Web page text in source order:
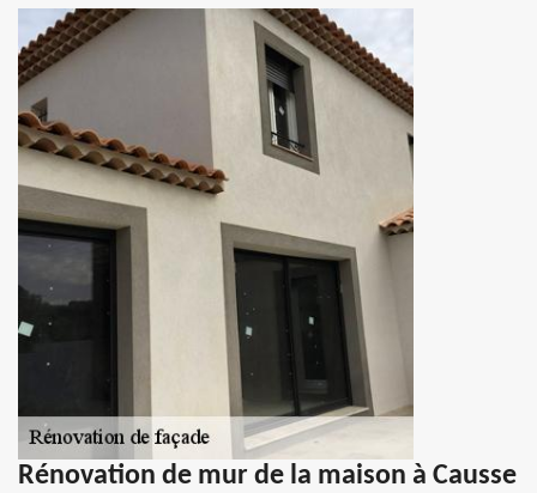
Rénovation de mur de la maison à Causse